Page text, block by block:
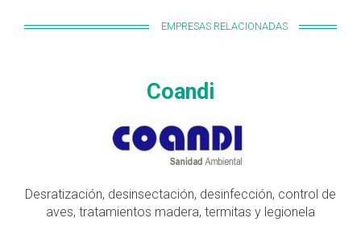
EMPRESAS RELACIONADAS
Coandi
Desratización, desinsectación, desinfección, control de
aves, tratamientos madera, termitas y legionela